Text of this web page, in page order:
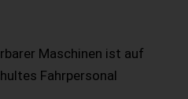
Maschinen ist auf
Fahrpersonal